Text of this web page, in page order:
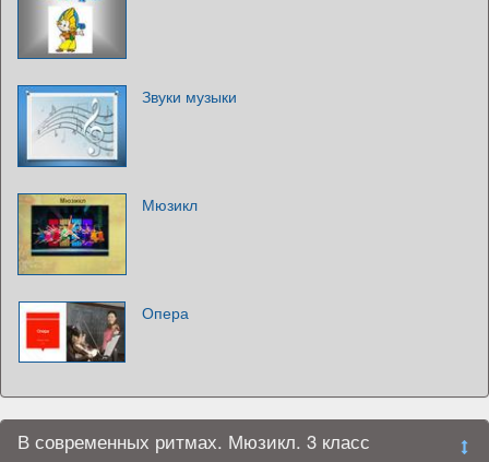
Звуки музыки
Мюзикл
Опера
В современных ритмах. Мюзикл. 3 класс